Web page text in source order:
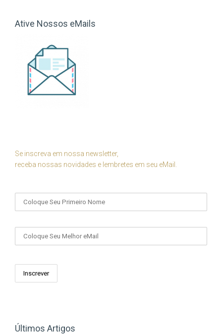
Ative Nossos eMails
Se inscreva em nossa newsletter,
receba nossas novidades e lembretes em seu eMail.
Últimos Artigos